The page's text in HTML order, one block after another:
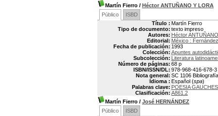
Martín Fierro / Héctor ANTUÑANO Y LORA
Público
ISBD
Título : Martín Fierro
Tipo de documento: texto impreso
Autores: Héctor
Editorial: México : Fernández
Fecha de publicación: 1993
Colección: Apuntes
Subcolección: Literatura
Número de páginas: 68 p
ISBN/ISSN/DL: 978-968-416-678-3
Nota general: SC 1106
Idioma : Español (spa)
Palabras clave: POESIA
Clasificación: A861.2
Martín Fierro / José HERNÁNDEZ
Público
ISBD